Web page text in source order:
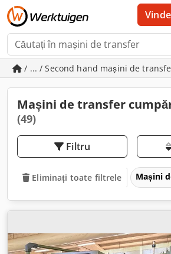
Vinde
/ ... / Second hand mașini de
Mașini de transfer
(49)
Filtru
Eliminați toate filtrele Mașini